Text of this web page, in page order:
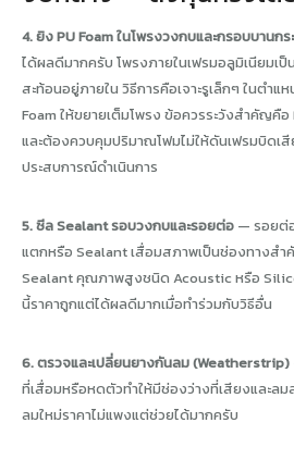
4. ยิง PU Foam ในโพรงวงกบและกรอบบานกร
ได้ผลดีมากครับ โพรงภายในเฟรมอลูมิเนียมเ
สะท้อนอยู่ภายใน วิธีการคือเจาะรูเล็กๆ ในตำแ
Foam ให้ขยายเต็มโพรง ข้อควรระวังสำคัญคือ
และต้องควบคุมปริมาณโฟมไม่ให้ดันเฟรมบิดเ
ประสบการณ์ดำเนินการ
5. ซีล Sealant รอบวงกบและรอยต่อ — รอยต่
แตกหรือ Sealant เสื่อมสภาพเป็นช่องทางส
Sealant คุณภาพสูงชนิด Acoustic หรือ
นี้ราคาถูกแต่ได้ผลดีมากเมื่อทำร่วมกับวิธีอื่น
6. ตรวจและเปลี่ยนยางกันลม (Weatherstrip)
ที่เสื่อมหรือหดตัวทำให้มีช่องว่างที่เสียงและล
ลมใหม่ราคาไม่แพงแต่ช่วยได้มากครับ